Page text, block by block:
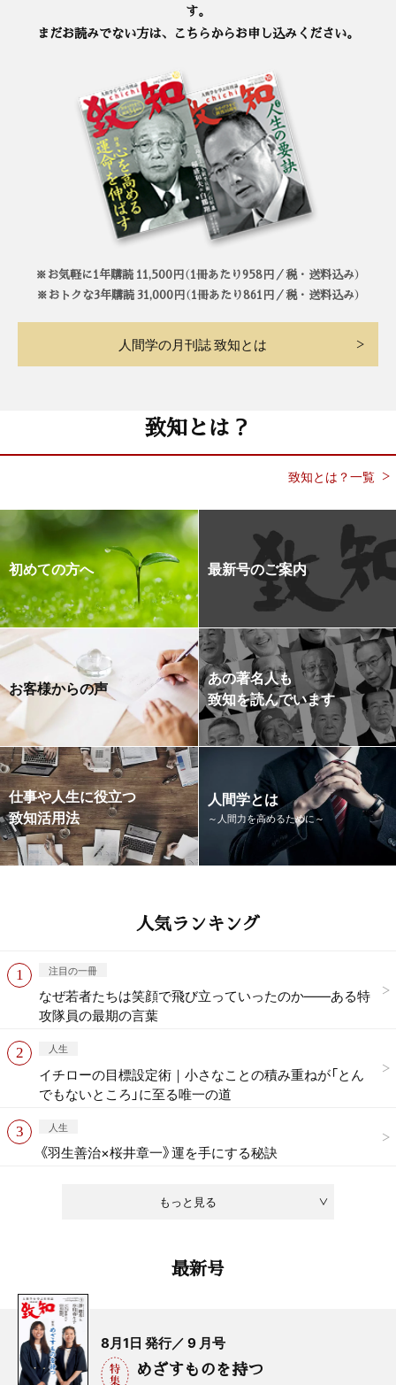
す。
まだお読みでない方は、こちらからお申し込みください。
※お気軽に1年購読 11,500円（1冊あたり958円／税・送料込み）
※おトクな3年購読 31,000円（1冊あたり861円／税・送料込み）
人間学の月刊誌 致知とは
致知とは？
致知とは？一覧
初めての方へ 最新号のご案内
お客様からの声
あの著名人も
致知を読んでいます
仕事や人生に役立つ
致知活用法
人間学とは
～人間力を高めるために～
人気ランキング
もっと見る
注目の一冊
なぜ若者たちは笑顔で飛び立っていったのか——ある特
攻隊員の最期の言葉
人生
イチローの目標設定術｜小さなことの積み重ねが「とん
でもないところ」に至る唯一の道
人生
《羽生善治×桜井章一》運を手にする秘訣
最新号
8月1日 発行／ 9 月号
めざすものを持つ